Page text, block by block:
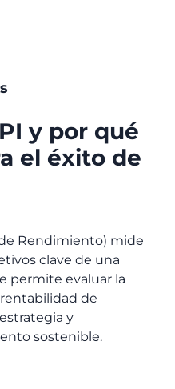
y por qué
el éxito de
Rendimiento) mide
clave de una
permite evaluar la
de
y
sostenible.